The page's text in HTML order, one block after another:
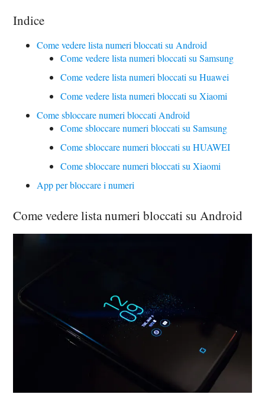
Indice
Come vedere lista numeri bloccati su Android
Come vedere lista numeri bloccati su Samsung
Come vedere lista numeri bloccati su Huawei
Come vedere lista numeri bloccati su Xiaomi
Come sbloccare numeri bloccati Android
Come sbloccare numeri bloccati su Samsung
Come sbloccare numeri bloccati su HUAWEI
Come sbloccare numeri bloccati su Xiaomi
App per bloccare i numeri
Come vedere lista numeri bloccati su Android